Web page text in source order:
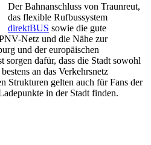
Der Bahnanschluss von Traunreut,
das flexible Rufbussystem
direktBUS sowie die gute
Netz und die Nähe zur
und der europäischen
sorgen dafür, dass die Stadt sowohl
an das Verkehrsnetz
Strukturen gelten auch für Fans der
in der Stadt finden.